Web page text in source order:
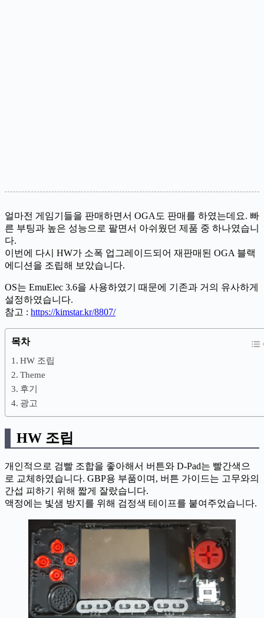
얼마전 게임기들을 판매하면서 OGA도 판매를 하였는데요. 빠
른 부팅과 높은 성능으로 팔면서 아쉬웠던 제품 중 하나였습니
다.
이번에 다시 HW가 소폭 업그레이드되어 재판매된 OGA 블랙
에디션을 조립해 보았습니다.
OS는 EmuElec 3.6을 사용하였기 때문에 기존과 거의 유사하게
설정하였습니다.
참고 : https://kimstar.kr/8807/
목차
HW 조립
Theme
후기
광고
HW 조립
개인적으로 검빨 조합을 좋아해서 버튼와 D-Pad는 빨간색으
로 교체하였습니다. GBP용 부품이며, 버튼 가이드는 고무와의
간섭 피하기 위해 짧게 잘랐습니다.
액정에는 빛샘 방지를 위해 검정색 테이프를 붙여주었습니다.